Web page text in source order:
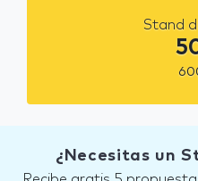
Stand
¿Necesitas un